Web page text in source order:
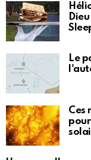
Le
Ces